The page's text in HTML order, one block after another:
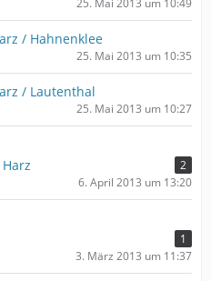
25. Mai 2013 um 10:49
/ Hahnenklee
25. Mai 2013 um 10:35
/ Lautenthal
25. Mai 2013 um 10:27
2
6. April 2013 um 13:20
1
3. März 2013 um 11:37